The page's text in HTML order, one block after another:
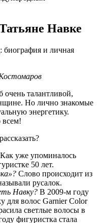
Навке
очень талантливой,
Но лично знакомые
энергетику.
всем!
Как уже упоминалось
50 лет.
Слово происходит из
русалок.
Навку? В 2009-м году
для волос Garnier Color
светлые волосы в
фигуристка стала